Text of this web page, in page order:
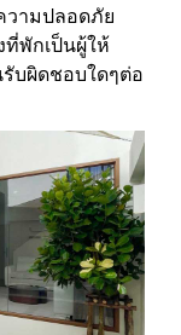
วามปลอดภัย
ที่พักเป็นผู้ให้
บผิดชอบใดๆต่อ